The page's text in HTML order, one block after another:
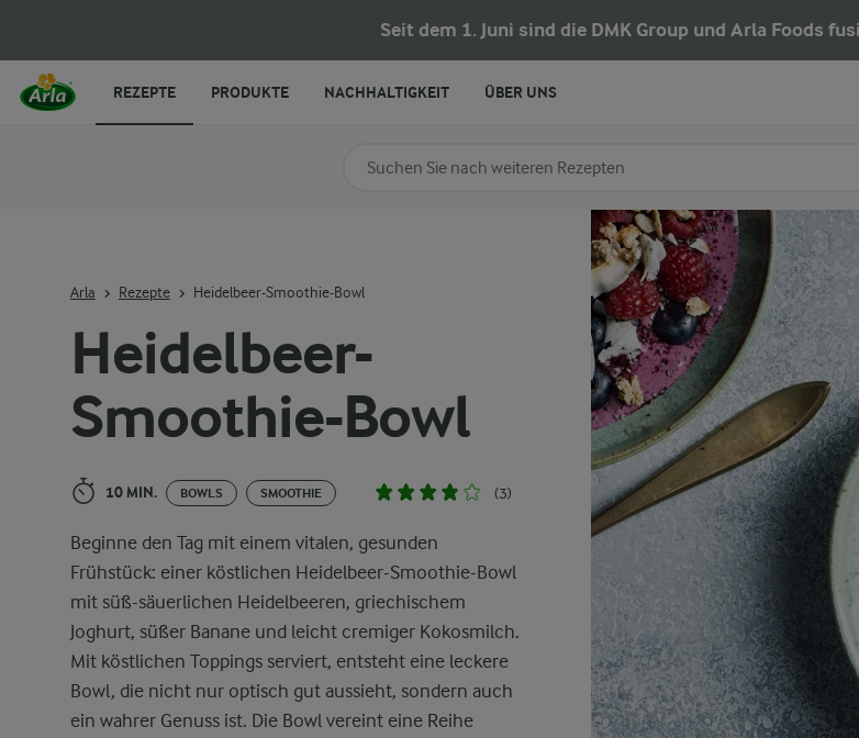
Seit dem 1. Juni sind die DMK Group und Arla Foods
Heidelbeer-
Smoothie-Bowl
10 MIN. BOWLS SMOOTHIE (3)
Beginne den Tag mit einem vitalen, gesunden
Frühstück: einer köstlichen Heidelbeer-Smoothie-Bowl
mit süß-säuerlichen Heidelbeeren, griechischem
Joghurt, süßer Banane und leicht cremiger Kokosmilch.
Mit köstlichen Toppings serviert, entsteht eine leckere
Bowl, die nicht nur optisch gut aussieht, sondern auch
ein wahrer Genuss ist. Die Bowl vereint eine Reihe
Arla Rezepte Heidelbeer-Smoothie-Bowl
Nach Kategorie suchen
REZEPTE PRODUKTE NACHHALTIGKEIT ÜBER UNS